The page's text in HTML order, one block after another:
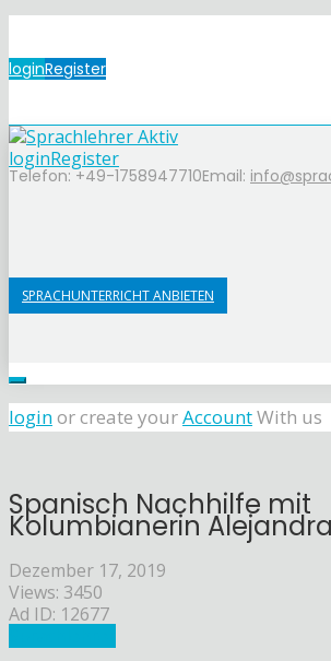
loginRegister
Telefon: +49-1758947710Email:
loginRegister
SPRACHUNTERRICHT ANBIETEN
loginor create yourAccountWith us
Spanisch Nachhilfe mit
Kolumbianerin
Dezember 17, 2019
Views: 3450
Ad ID: 12677